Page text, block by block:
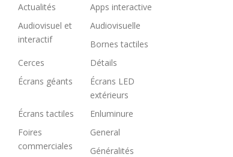
Actualités
Apps interactive
Audiovisuel et
interactif
Audiovisuelle
Bornes tactiles
Cerces
Détails
Écrans géants
Écrans LED
extérieurs
Écrans tactiles
Enluminure
Foires
commerciales
General
Généralités